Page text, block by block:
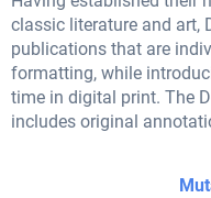
classic literature and art,
publications that are
formatting, while
time in digital print. The
includes original